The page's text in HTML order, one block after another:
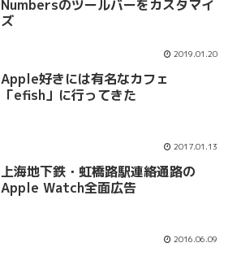
Numbersのツールバーをカスタマイ
ズ
2019.01.20
Apple好きには有名なカフェ
「efish」に行ってきた
2017.01.13
上海地下鉄・虹橋路駅連絡通路の
Apple Watch全面広告
2016.06.09